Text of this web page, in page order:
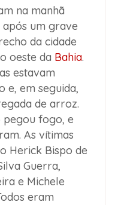
na manhã
um grave
da cidade
oeste da Bahia.
estavam
e, em seguida,
de arroz.
fogo, e
As vítimas
Herick Bispo de
Guerra,
e Michele
eram